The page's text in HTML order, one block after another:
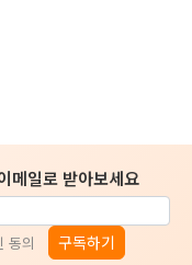
메일로 받아보세요
동의 구독하기